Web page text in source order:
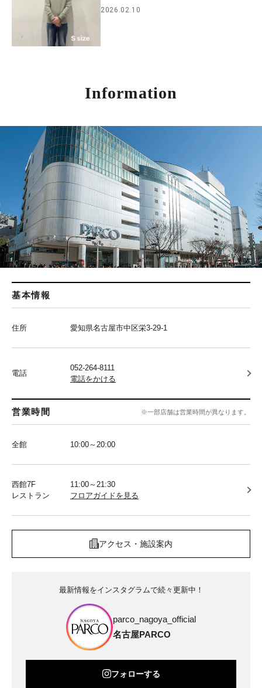
2026.02.10
Information
基本情報
住所 愛知県名古屋市中区栄3-29-1
電話
052-264-8111
電話をかける
営業時間 ※一部店舗は営業時間が異なります。
全館 10:00～20:00
西館7F
レストラン
11:00～21:30
フロアガイドを見る
アクセス・施設案内
最新情報をインスタグラムで続々更新中！
parco_nagoya_official
名古屋PARCO
フォローする